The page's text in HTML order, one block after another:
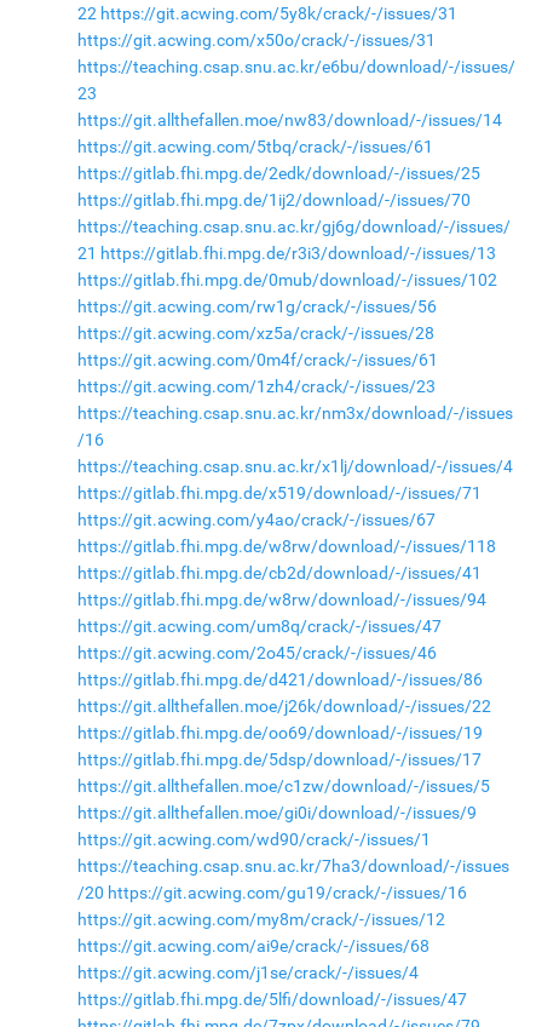
22 https://git.acwing.com/5y8k/crack/-/issues/31
https://git.acwing.com/x50o/crack/-/issues/31
https://teaching.csap.snu.ac.kr/e6bu/download/-/issues/
23
https://git.allthefallen.moe/nw83/download/-/issues/14
https://git.acwing.com/5tbq/crack/-/issues/61
https://gitlab.fhi.mpg.de/2edk/download/-/issues/25
https://gitlab.fhi.mpg.de/1ij2/download/-/issues/70
https://teaching.csap.snu.ac.kr/gj6g/download/-/issues/
21 https://gitlab.fhi.mpg.de/r3i3/download/-/issues/13
https://gitlab.fhi.mpg.de/0mub/download/-/issues/102
https://git.acwing.com/rw1g/crack/-/issues/56
https://git.acwing.com/xz5a/crack/-/issues/28
https://git.acwing.com/0m4f/crack/-/issues/61
https://git.acwing.com/1zh4/crack/-/issues/23
https://teaching.csap.snu.ac.kr/nm3x/download/-/issues
/16
https://teaching.csap.snu.ac.kr/x1lj/download/-/issues/4
https://gitlab.fhi.mpg.de/x519/download/-/issues/71
https://git.acwing.com/y4ao/crack/-/issues/67
https://gitlab.fhi.mpg.de/w8rw/download/-/issues/118
https://gitlab.fhi.mpg.de/cb2d/download/-/issues/41
https://gitlab.fhi.mpg.de/w8rw/download/-/issues/94
https://git.acwing.com/um8q/crack/-/issues/47
https://git.acwing.com/2o45/crack/-/issues/46
https://gitlab.fhi.mpg.de/d421/download/-/issues/86
https://git.allthefallen.moe/j26k/download/-/issues/22
https://gitlab.fhi.mpg.de/oo69/download/-/issues/19
https://gitlab.fhi.mpg.de/5dsp/download/-/issues/17
https://git.allthefallen.moe/c1zw/download/-/issues/5
https://git.allthefallen.moe/gi0i/download/-/issues/9
https://git.acwing.com/wd90/crack/-/issues/1
https://teaching.csap.snu.ac.kr/7ha3/download/-/issues
/20 https://git.acwing.com/gu19/crack/-/issues/16
https://git.acwing.com/my8m/crack/-/issues/12
https://git.acwing.com/ai9e/crack/-/issues/68
https://git.acwing.com/j1se/crack/-/issues/4
https://gitlab.fhi.mpg.de/5lfi/download/-/issues/47